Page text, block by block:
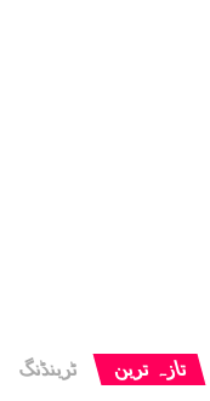
تازہ ترین ٹرینڈنگ